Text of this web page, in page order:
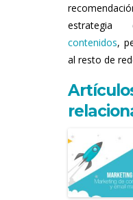
contenidos,
al resto de